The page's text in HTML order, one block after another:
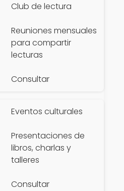
Club de lectura
Reuniones mensuales
para compartir
lecturas
Consultar
Eventos culturales
Presentaciones de
libros, charlas y
talleres
Consultar